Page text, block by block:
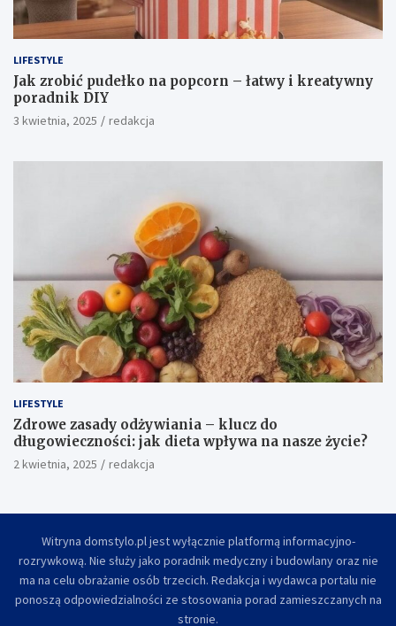
LIFESTYLE
Jak zrobić pudełko na popcorn – łatwy i kreatywny
poradnik DIY
3 kwietnia, 2025 redakcja
LIFESTYLE
Zdrowe zasady odżywiania – klucz do
długowieczności: jak dieta wpływa na nasze życie?
2 kwietnia, 2025 redakcja
Witryna domstylo.pl jest wyłącznie platformą informacyjno-
rozrywkową. Nie służy jako poradnik medyczny i budowlany oraz nie
ma na celu obrażanie osób trzecich. Redakcja i wydawca portalu nie
ponoszą odpowiedzialności ze stosowania porad zamieszczanych na
stronie.